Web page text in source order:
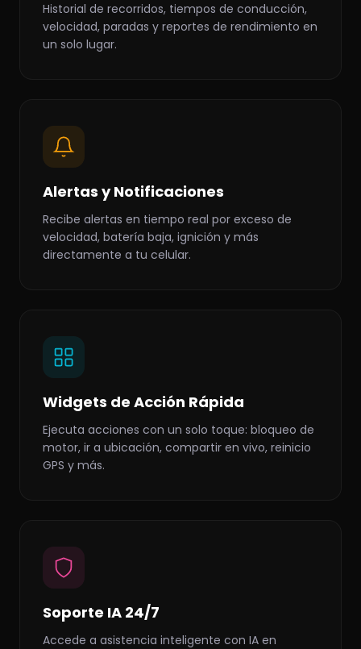
Historial de recorridos, tiempos de conducción,
velocidad, paradas y reportes de rendimiento en
un solo lugar.
Alertas y Notificaciones
Recibe alertas en tiempo real por exceso de
velocidad, batería baja, ignición y más
directamente a tu celular.
Widgets de Acción Rápida
Ejecuta acciones con un solo toque: bloqueo de
motor, ir a ubicación, compartir en vivo, reinicio
GPS y más.
Soporte IA 24/7
Accede a asistencia inteligente con IA en